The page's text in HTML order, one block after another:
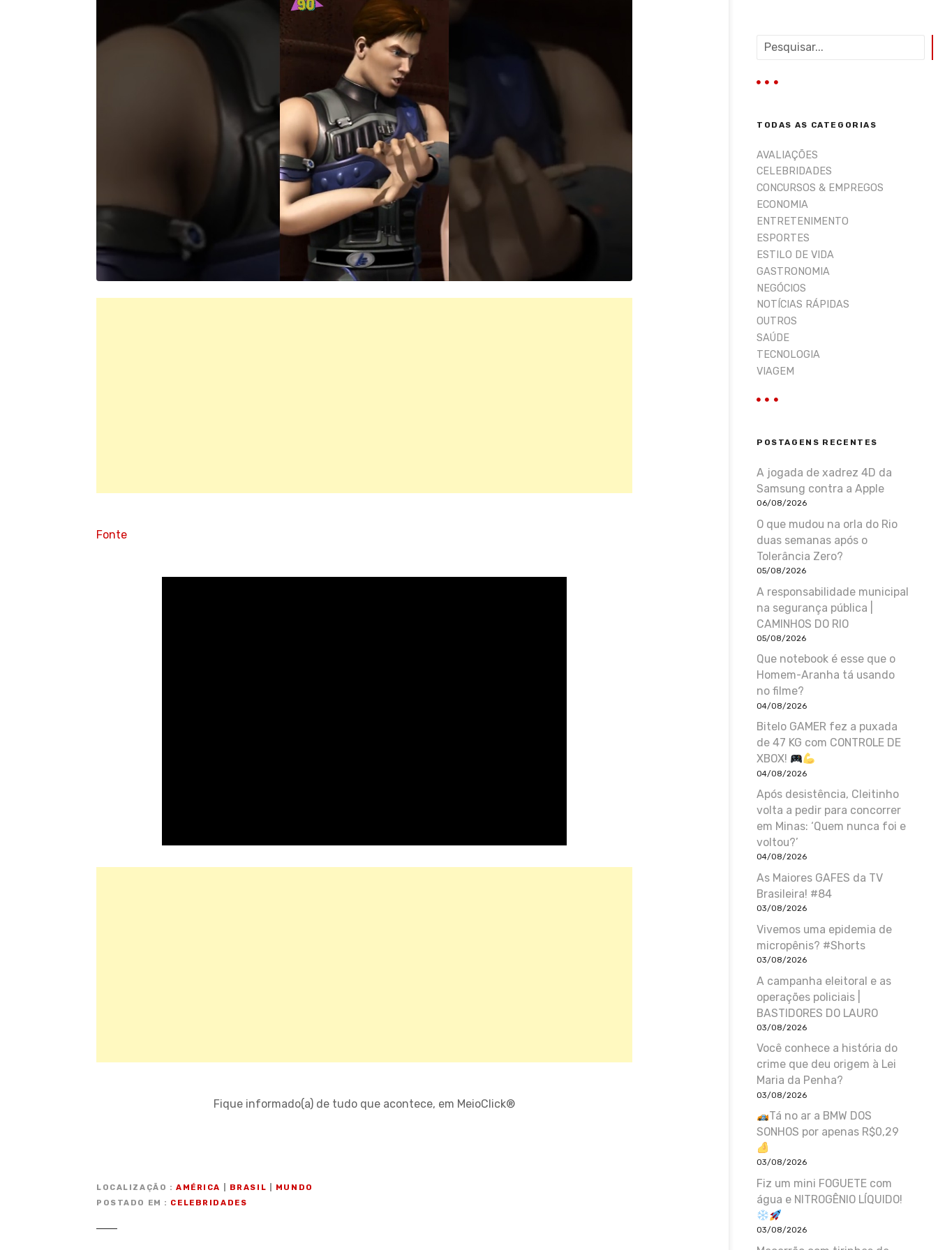
Fonte
Fique informado(a) de tudo que acontece, em MeioClick®
LOCALIZAÇÃO AMÉRICA BRASIL
MUNDO
POSTADO EM
CELEBRIDADES
q
s
r
TODAS AS CATEGORIAS
AVALIAÇÕES
CELEBRIDADES
CONCURSOS & EMPREGOS
ECONOMIA
ENTRETENIMENTO
ESPORTES
ESTILO DE VIDA
GASTRONOMIA
NEGÓCIOS
NOTÍCIAS RÁPIDAS
OUTROS
SAÚDE
TECNOLOGIA
VIAGEM
POSTAGENS RECENTES
A jogada de xadrez 4D da
Samsung contra a Apple
06/08/2026
O que mudou na orla do Rio
duas semanas após o
Tolerância Zero?
05/08/2026
A responsabilidade municipal
na segurança pública |
CAMINHOS DO RIO
05/08/2026
Que notebook é esse que o
Homem-Aranha tá usando
no filme?
04/08/2026
Bitelo GAMER fez a puxada
de 47 KG com CONTROLE DE
XBOX!
04/08/2026
Após desistência, Cleitinho
volta a pedir para concorrer
em Minas: ‘Quem nunca foi e
voltou?’
04/08/2026
As Maiores GAFES da TV
Brasileira! #84
03/08/2026
Vivemos uma epidemia de
micropênis? #Shorts
03/08/2026
A campanha eleitoral e as
operações policiais |
BASTIDORES DO LAURO
03/08/2026
Você conhece a história do
crime que deu origem à Lei
Maria da Penha?
03/08/2026
Tá no ar a BMW DOS
SONHOS por apenas R$0,29
03/08/2026
Fiz um mini FOGUETE com
água e NITROGÊNIO LÍQUIDO!
03/08/2026